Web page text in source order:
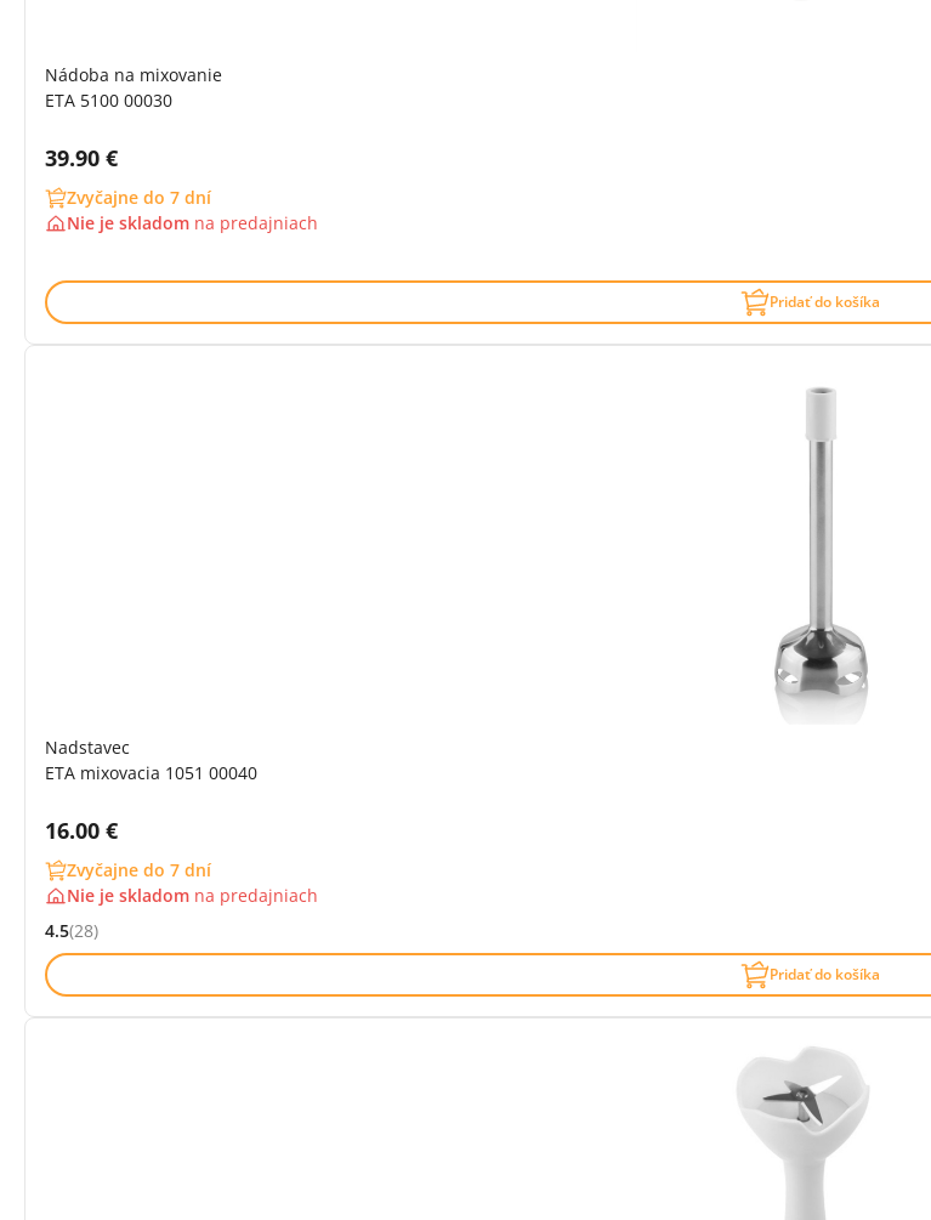
Nádoba na mixovanie
ETA 5100 00030
Cena s DPH:
39.90 €
Zvyčajne do 7 dní
Nie je skladom na predajniach
Pridať do košíka
Nadstavec
ETA mixovacia 1051 00040
Cena s DPH:
16.00 €
Zvyčajne do 7 dní
Nie je skladom na predajniach
Hodnocení: 4.5 z 5 (28 recenzí)
4.5(28)
Pridať do košíka